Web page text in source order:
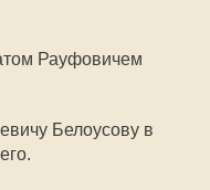
Рауфовичем
Белоусову в